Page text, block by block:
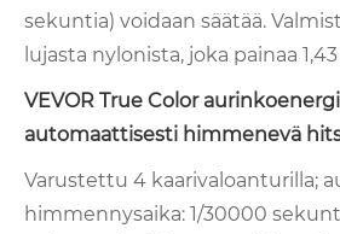
sekuntia) voidaan säätää.
lujasta nylonista, joka painaa
VEVOR True Color
automaattisesti himmenevä
Varustettu 4 kaarivaloanturilla;
himmennysaika: 1/30000